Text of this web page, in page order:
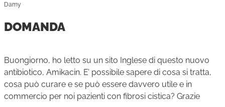
Damy
DOMANDA
Buongiorno, ho letto su un sito Inglese di questo nuovo
antibiotico, Amikacin. E’ possibile sapere di cosa si tratta,
cosa può curare e se può essere davvero utile e in
commercio per noi pazienti con fibrosi cistica? Grazie